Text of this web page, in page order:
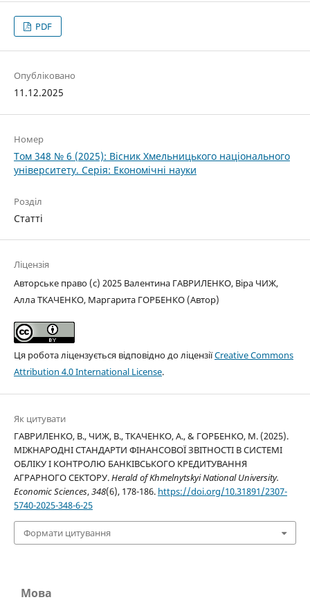
PDF
Опубліковано
11.12.2025
Номер
Том 348 № 6 (2025): Вісник Хмельницького національного
університету. Серія: Економічні науки
Розділ
Статті
Ліцензія
Авторське право (c) 2025 Валентина ГАВРИЛЕНКО, Віра ЧИЖ,
Алла ТКАЧЕНКО, Маргарита ГОРБЕНКО (Автор)
Ця робота ліцензується відповідно до ліцензіїCreative Commons
Attribution 4.0 International License.
Як цитувати
ГАВРИЛЕНКО, В., ЧИЖ, В., ТКАЧЕНКО, А., & ГОРБЕНКО, М. (2025).
МІЖНАРОДНІ СТАНДАРТИ ФІНАНСОВОЇ ЗВІТНОСТІ В СИСТЕМІ
ОБЛІКУ І КОНТРОЛЮ БАНКІВСЬКОГО КРЕДИТУВАННЯ
АГРАРНОГО СЕКТОРУ.Herald of Khmelnytskyi National University.
Economic Sciences,348(6), 178-186. https://doi.org/10.31891/2307-
5740-2025-348-6-25
Формати цитування
Мова